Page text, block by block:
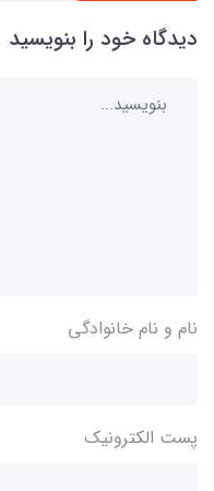
دیدگاه خود را بنویسید
نام و نام خانوادگی
پست الکترونیک